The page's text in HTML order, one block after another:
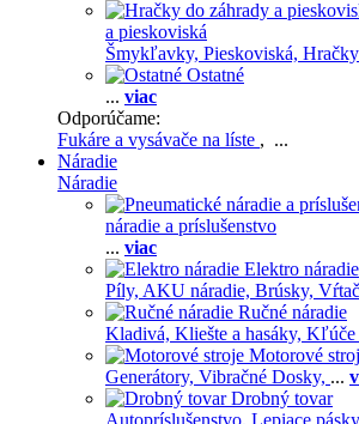
a pieskoviská
Šmykľavky, Pieskoviská,
Ostatné
... viac
Odporúčame:
Fukáre a vysávače na líste , ...
Náradie
Náradie
náradie a príslušenstvo
... viac
Elektro náradie
Píly, AKU náradie, Brúsky,
Ručné náradie
Kladivá, Kliešte a hasáky, Kľúče
Motorové
Generátory, Vibračné Dosky, ...
Drobný tovar
Autopríslušenstvo, Lepiace